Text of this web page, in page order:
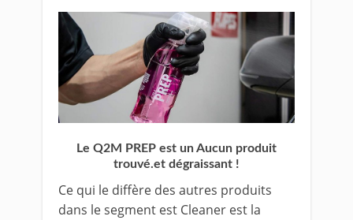
Le Q2M PREP est unAucun produit
trouvé.et dégraissant !
Ce qui le diffère des autres produits
dans le segment est Cleaner est la